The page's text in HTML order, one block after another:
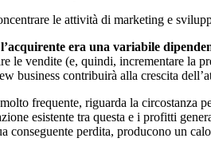
le attività di marketing e
era una variabile
le vendite (e, quindi, incrementare la
business contribuirà alla crescita
frequente, riguarda la circostanza
esistente tra questa e i profitti
conseguente perdita, producono un